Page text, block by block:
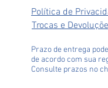
Política de
Trocas e
Prazo de entrega
de acordo com sua
Consulte prazos no